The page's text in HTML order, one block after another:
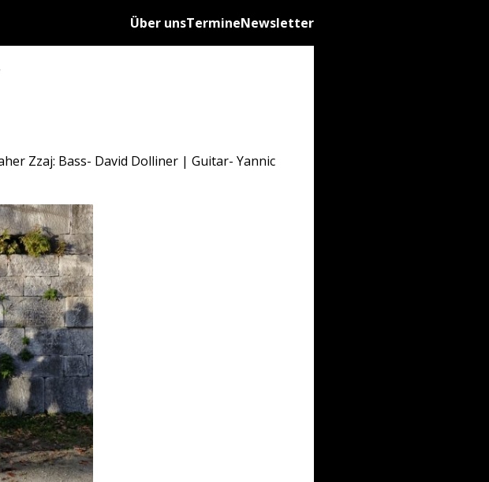
Über unsTermineNewsletter
Zzaj: Bass- David Dolliner | Guitar- Yannic